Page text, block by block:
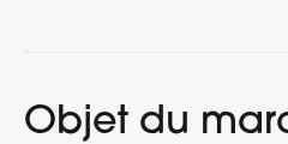
Objet du